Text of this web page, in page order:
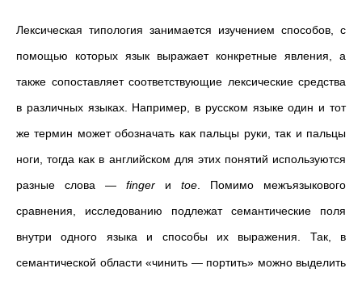
Лексическая типология занимается изучением способов, с
помощью которых язык выражает конкретные явления, а
также сопоставляет соответствующие лексические средства
в различных языках. Например, в русском языке один и тот
же термин может обозначать как пальцы руки, так и пальцы
ноги, тогда как в английском для этих понятий используются
разные слова — finger и toe . Помимо межъязыкового
сравнения, исследованию подлежат семантические поля
внутри одного языка и способы их выражения. Так, в
семантической области «чинить —портить» можно выделить